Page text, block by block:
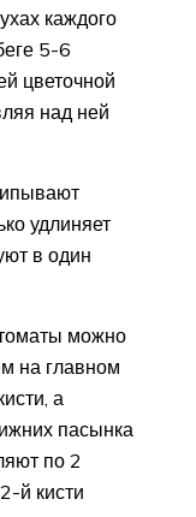
каждого
5-6
цветочной
над ней
удлиняет
в один
можно
на главном
а
пасынка
по 2
й кисти